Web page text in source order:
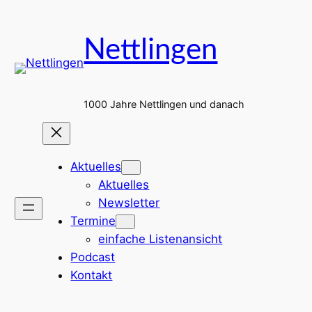
Nettlingen
1000 Jahre Nettlingen und danach
Aktuelles
Aktuelles
Newsletter
Termine
einfache Listenansicht
Podcast
Kontakt